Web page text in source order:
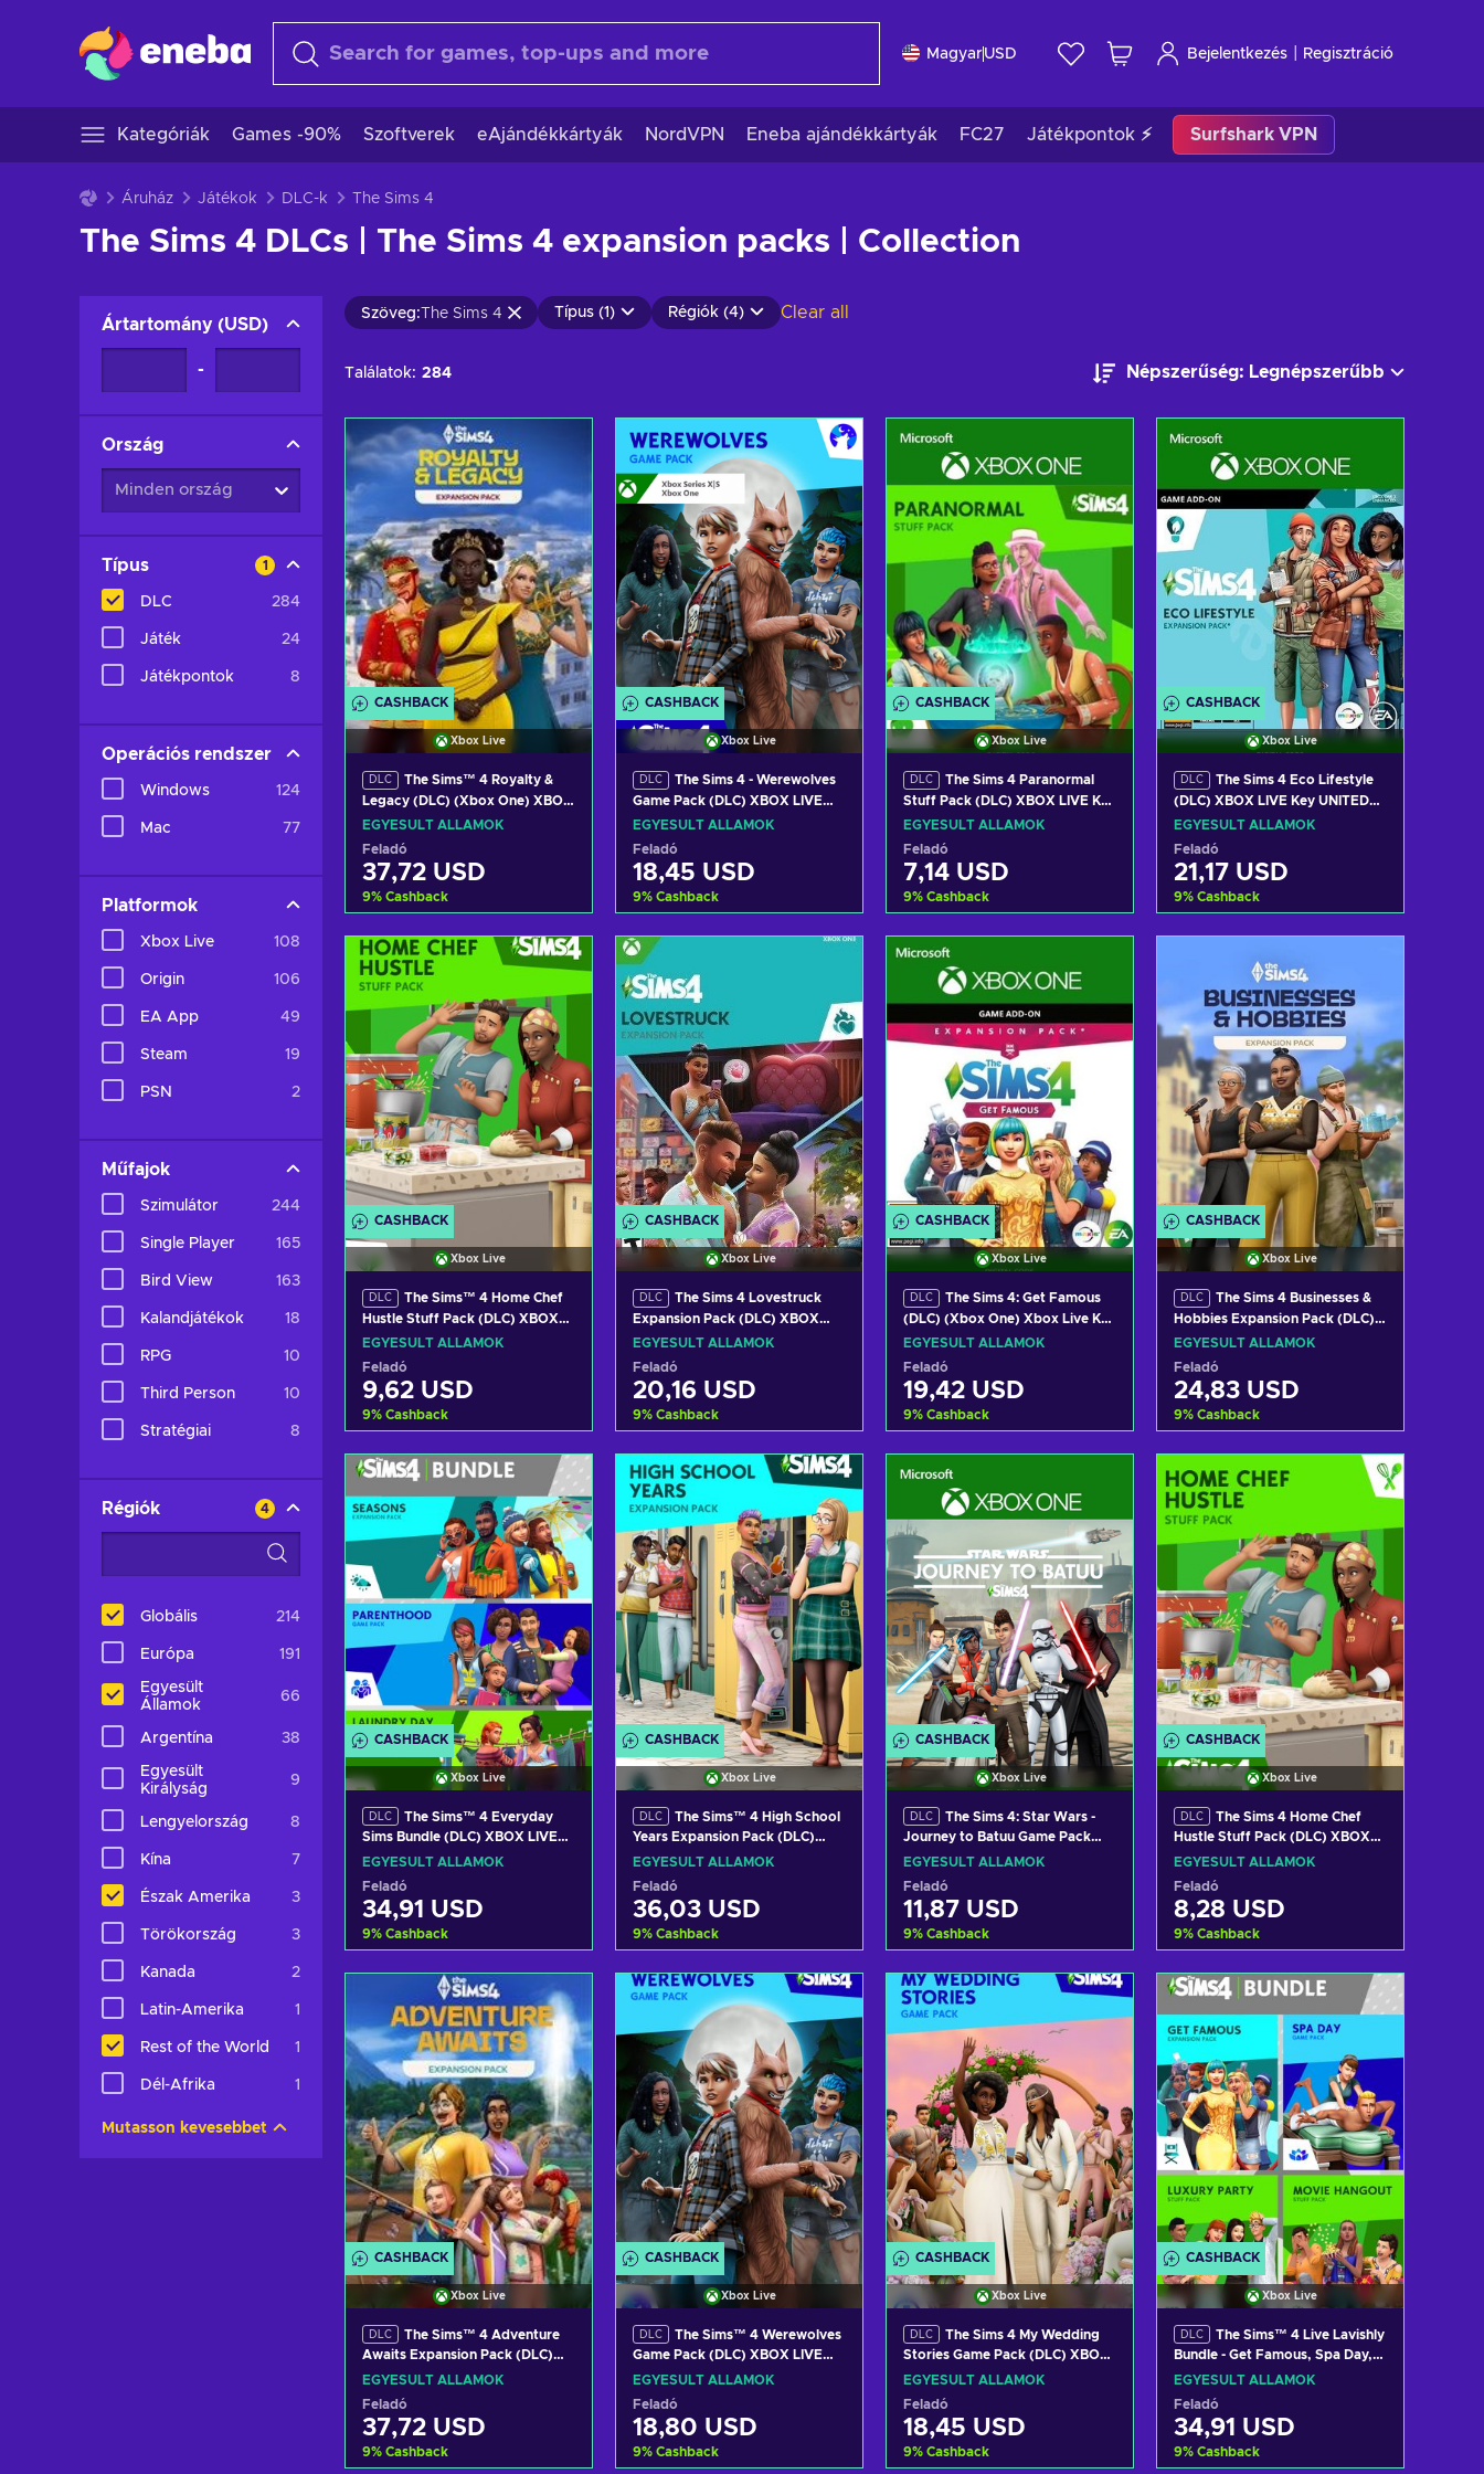
MagyarUSD Bejelentkezés Regisztráció
Kategóriák Games -90% Szoftverek eAjándékkártyák NordVPN Eneba ajándékkártyák FC27 Játékpontok ⚡ Surfshark VPN
Áruház Játékok DLC-k The Sims 4
The Sims 4 DLCs | The Sims 4 expansion packs | Collection
Ártartomány (USD)
-
Ország
Minden ország
Típus 1
DLC 284
Játék 24
Játékpontok 8
Operációs rendszer
Windows 124
Mac 77
Platformok
Xbox Live 108
Origin 106
EA App 49
Steam 19
PSN 2
Műfajok
Szimulátor 244
Single Player 165
Bird View 163
Kalandjátékok 18
RPG 10
Third Person 10
Stratégiai 8
Régiók 4
Globális 214
Európa 191
Egyesült
Államok
66
Argentína 38
Egyesült
Királyság
9
Lengyelország 8
Kína 7
Észak Amerika 3
Törökország 3
Kanada 2
Latin-Amerika 1
Rest of the World 1
Dél-Afrika 1
Mutasson kevesebbet
Szöveg: The Sims 4 Típus (1) Régiók (4) Clear all
Találatok: 284 Népszerűség: Legnépszerűbb
CASHBACK
Xbox Live
DLC
The Sims™ 4 Royalty &
Legacy (DLC) (Xbox One) XBOX
LIVE Key UNITED STATES
EGYESÜLT ÁLLAMOK
Feladó
37,72 USD
9% Cashback
Kosárba
View offers
CASHBACK
Xbox Live
DLC
The Sims 4 - Werewolves
Game Pack (DLC) XBOX LIVE
Key UNITED STATES
EGYESÜLT ÁLLAMOK
Feladó
18,45 USD
9% Cashback
View offers
CASHBACK
Xbox Live
DLC
The Sims 4 Paranormal
Stuff Pack (DLC) XBOX LIVE Key
UNITED STATES
EGYESÜLT ÁLLAMOK
Feladó
7,14 USD
9% Cashback
View offers
CASHBACK
Xbox Live
DLC
The Sims 4 Eco Lifestyle
(DLC) XBOX LIVE Key UNITED
STATES
EGYESÜLT ÁLLAMOK
Feladó
21,17 USD
9% Cashback
View offers
CASHBACK
Xbox Live
DLC
The Sims™ 4 Home Chef
Hustle Stuff Pack (DLC) XBOX
LIVE Key UNITED STATES
EGYESÜLT ÁLLAMOK
Feladó
9,62 USD
9% Cashback
Kosárba
View offers
CASHBACK
Xbox Live
DLC
The Sims 4 Lovestruck
Expansion Pack (DLC) XBOX
LIVE Key UNITED STATES
EGYESÜLT ÁLLAMOK
Feladó
20,16 USD
9% Cashback
Kosárba
View offers
CASHBACK
Xbox Live
DLC
The Sims 4: Get Famous
(DLC) (Xbox One) Xbox Live Key
UNITED STATES
EGYESÜLT ÁLLAMOK
Feladó
19,42 USD
9% Cashback
View offers
CASHBACK
Xbox Live
DLC
The Sims 4 Businesses &
Hobbies Expansion Pack (DLC)
XBOX LIVE Key UNITED STATES
EGYESÜLT ÁLLAMOK
Feladó
24,83 USD
9% Cashback
View offers
CASHBACK
Xbox Live
DLC
The Sims™ 4 Everyday
Sims Bundle (DLC) XBOX LIVE
Key UNITED STATES
EGYESÜLT ÁLLAMOK
Feladó
34,91 USD
9% Cashback
Kosárba
View offers
CASHBACK
Xbox Live
DLC
The Sims™ 4 High School
Years Expansion Pack (DLC)
XBOX LIVE Key UNITED STATES
EGYESÜLT ÁLLAMOK
Feladó
36,03 USD
9% Cashback
Kosárba
View offers
CASHBACK
Xbox Live
DLC
The Sims 4: Star Wars -
Journey to Batuu Game Pack
(DLC) XBOX LIVE Key UNITED
EGYESÜLT ÁLLAMOK
Feladó
11,87 USD
9% Cashback
Kosárba
View offers
CASHBACK
Xbox Live
DLC
The Sims 4 Home Chef
Hustle Stuff Pack (DLC) XBOX
LIVE Key UNITED STATES
EGYESÜLT ÁLLAMOK
Feladó
8,28 USD
9% Cashback
Kosárba
View offers
CASHBACK
Xbox Live
DLC
The Sims™ 4 Adventure
Awaits Expansion Pack (DLC)
(Xbox One) XBOX LIVE Key
EGYESÜLT ÁLLAMOK
Feladó
37,72 USD
9% Cashback
CASHBACK
Xbox Live
DLC
The Sims™ 4 Werewolves
Game Pack (DLC) XBOX LIVE
Key UNITED STATES
EGYESÜLT ÁLLAMOK
Feladó
18,80 USD
9% Cashback
CASHBACK
Xbox Live
DLC
The Sims 4 My Wedding
Stories Game Pack (DLC) XBOX
LIVE Key UNITED STATES
EGYESÜLT ÁLLAMOK
Feladó
18,45 USD
9% Cashback
CASHBACK
Xbox Live
DLC
The Sims™ 4 Live Lavishly
Bundle - Get Famous, Spa Day,
Luxury Party Stuff, Movie
EGYESÜLT ÁLLAMOK
Feladó
34,91 USD
9% Cashback